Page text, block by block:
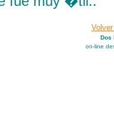
Dos
on-line